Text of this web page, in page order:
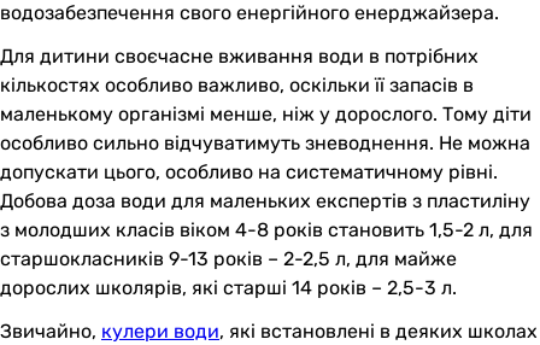
водозабезпечення свого енергійного енерджайзера.
Для дитини своєчасне вживання води в потрібних
кількостях особливо важливо, оскільки її запасів в
маленькому організмі менше, ніж у дорослого. Тому діти
особливо сильно відчуватимуть зневоднення. Не можна
допускати цього, особливо на систематичному рівні.
Добова доза води для маленьких експертів з пластиліну
з молодших класів віком 4-8 років становить 1,5-2 л, для
старшокласників 9-13 років – 2-2,5 л, для майже
дорослих школярів, які старші 14 років – 2,5-3 л.
Звичайно, кулери води, які встановлені в деяких школах